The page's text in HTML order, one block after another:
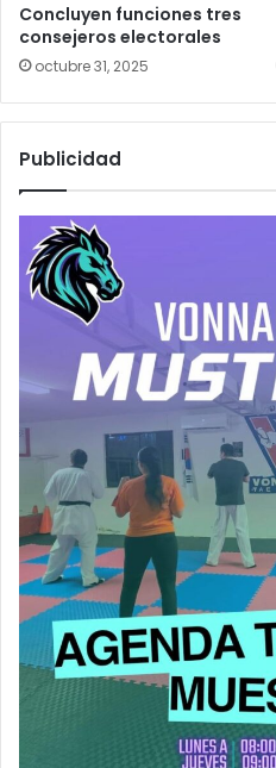
Concluyen funciones tres
consejeros electorales
octubre 31, 2025
Publicidad